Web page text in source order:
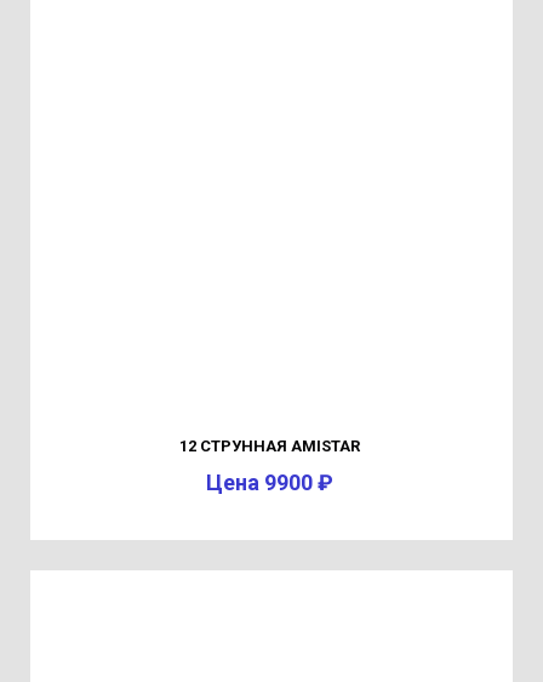
12 СТРУННАЯ AMISTAR
Цена 9900 ₽